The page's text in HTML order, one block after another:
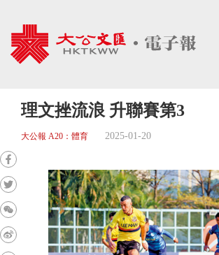
理文挫流浪 升聯賽第3
大公報 A20：體育 2025-01-20